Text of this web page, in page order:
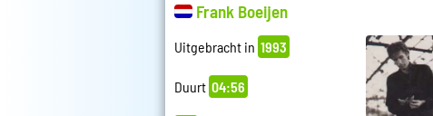
Frank Boeijen
Uitgebracht in 1993
Duurt 04:56